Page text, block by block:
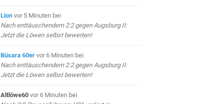
Lion vor 5 Minuten bei
Nach enttäuschendem 2:2 gegen Augsburg II:
Jetzt die Löwen selbst bewerten!
Büsara 60er vor 6 Minuten bei
Nach enttäuschendem 2:2 gegen Augsburg II:
Jetzt die Löwen selbst bewerten!
Altlöwe60 vor 6 Minuten bei